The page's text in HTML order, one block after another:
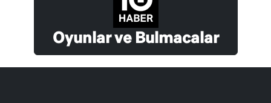
Oyunlar ve Bulmacalar